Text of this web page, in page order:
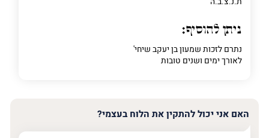
ניתן להוסיף:
נתרם לזכות שמעון בן יעקב שיחי'
לאורך ימים ושנים טובות
האם אני יכול להתקין את הלוח בעצמי?